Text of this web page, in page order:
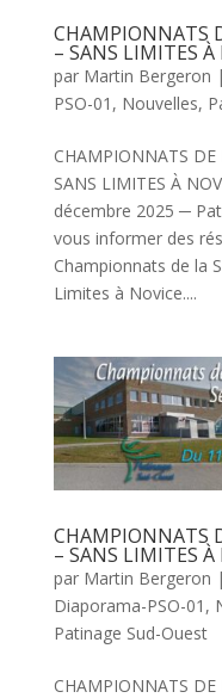
CHAMPIONNATS
– SANS LIMITES À
par Martin Bergeron |
PSO-01 , Nouvelles,
CHAMPIONNATS DE
SANS LIMITES À
décembre 2025 ─
vous informer des
Championnats de la
Limites à Novice....
CHAMPIONNATS
– SANS LIMITES À
par Martin Bergeron |
Diaporama-PSO-01 ,
Patinage Sud-Ouest
CHAMPIONNATS DE